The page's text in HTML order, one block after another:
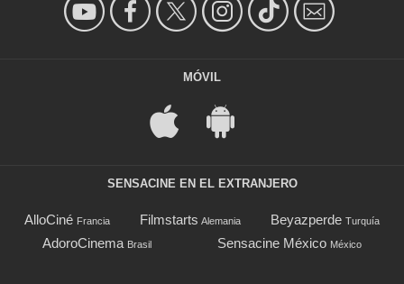
MÓVIL
SENSACINE EN EL EXTRANJERO
AlloCiné Francia Filmstarts Alemania Beyazperde Turquía
AdoroCinema Brasil Sensacine México México